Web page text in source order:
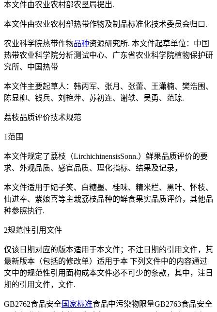
本文件由农业农村部农垦局提出.
本文件由农业农村部热带作物及制品标准化技术委员会归口.
农业科学院热带作物品种资源研究所. 本文件起草单位：中国
热带农业科学院分析测试中心、广东省农业科学院植物保护研
究所、中国热带
本文件主要起草人：韩丙军、张月、张蕾、王潇楠、樊浩围、
陈显柳、钱兵、刘艳萍、苏初连、谢轶、吴勇、范琼.
荔枝品质评价技术规范
1范围
本文件规定了荔枝（LirchichinensisSonn.）鲜果品质评价的要
求、外观品质、感官品质、理化指标、结果及记录，
本文件适用于妃子笑、白糖墨、桂味、精米栏、黑叶、怀枝、
仙进奉、紫娘喜等主栽荔枝品种的鲜食果实品质评价，其他品
种参照执行.
2规范性引用文件
仅该日期对应的版本适用于本文件；不注日期的引用文件，其
最新版本（包括的修改单）适用于本 下列文件中的内容通过
文中的规范性引用面构成本文件必不可少的条款，其中，注日
期的引用文件，文件.
GB2762食品安全国家标准食品中污染物限量GB2763食品安全